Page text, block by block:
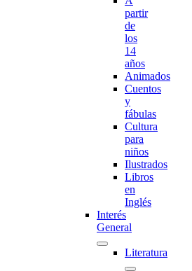
partir
de
los
14
años
Animados
Cuentos
y
fábulas
Cultura
para
niños
Ilustrados
Libros
en
Inglés
Interés
General
Literatura